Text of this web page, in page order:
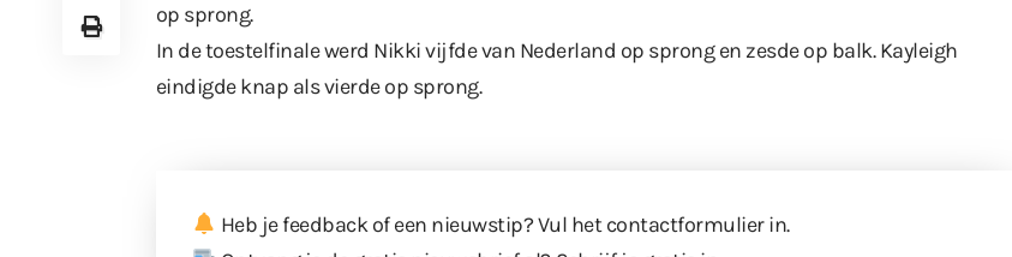
op sprong.
In de toestelfinale werd Nikki vijfde van Nederland op sprong en zesde op balk. Kayleigh
eindigde knap als vierde op sprong.
Heb je feedback of een nieuwstip? Vul het contactformulierin.